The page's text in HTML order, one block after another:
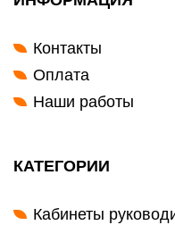
Контакты
Оплата
Наши работы
КАТЕГОРИИ
Кабинеты